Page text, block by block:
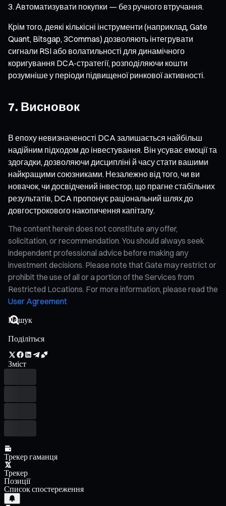
Автоматизувати покупки — без ручного втручання.
Крім того, деякі кількісні інструменти (наприклад, Gate
Quant, Bitsgap, 3Commas) дозволяють інтегрувати
сигнали RSI або волатильності для динамічного
коригування DCA-стратегії, розподіляючи кошти
розумніше у періоди підвищеної ринкової активності.
7. Висновок
В епоху невизначеності DCA залишається найбільш
надійним підходом до інвестування. Він усуває емоції та
здогадки, дозволяючи дисципліні й часу стати вашими
найкращими союзниками. Незалежно від того, чи ви
новачок, чи досвідчений інвестор, що прагне стабільних
результатів, DCA пропонує раціональний шлях до
довгострокового накопичення капіталу.
The content herein does not constitute any offer,
solicitation, or recommendation. You should always seek
independent professional advice before making any
investment decisions. Please note that Gate may restrict or
prohibit the use of all or a portion of the Services from
Restricted Locations. For more information, please read the
User Agreement
Поділіться
Зміст
Трекер гаманця
Трекер
Позиції
Список спостереження